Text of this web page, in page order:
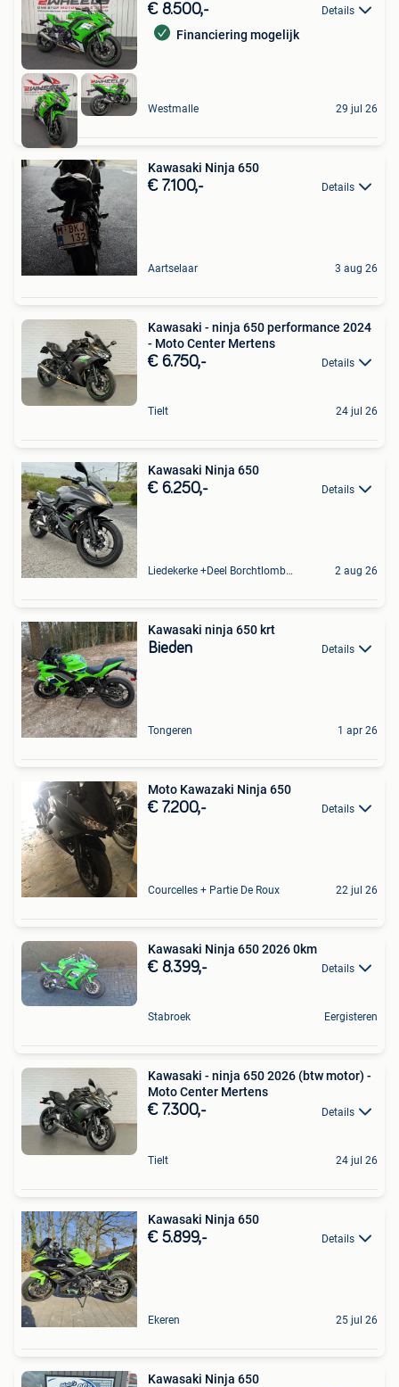
€ 8.500,- Details
Financiering mogelijk
Westmalle 29 jul 26
Kawasaki Ninja 650
€ 7.100,- Details
Aartselaar 3 aug 26
Kawasaki - ninja 650 performance 2024
- Moto Center Mertens
€ 6.750,- Details
Tielt 24 jul 26
Kawasaki Ninja 650
€ 6.250,- Details
Liedekerke +Deel Borchtlombeek 2 aug 26
Kawasaki ninja 650 krt
Bieden Details
Tongeren 1 apr 26
Moto Kawazaki Ninja 650
€ 7.200,- Details
Courcelles + Partie De Roux 22 jul 26
Kawasaki Ninja 650 2026 0km
€ 8.399,- Details
Stabroek Eergisteren
Kawasaki - ninja 650 2026 (btw motor) -
Moto Center Mertens
€ 7.300,- Details
Tielt 24 jul 26
Kawasaki Ninja 650
€ 5.899,- Details
Ekeren 25 jul 26
Kawasaki Ninja 650